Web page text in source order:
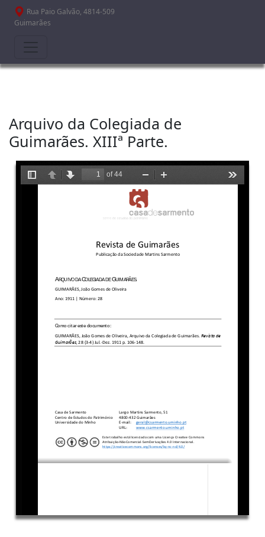
Passar para o conteúdo principal
Rua Paio Galvão, 4814-509
Guimarães
Arquivo da Colegiada de
Guimarães. XIIIª Parte.